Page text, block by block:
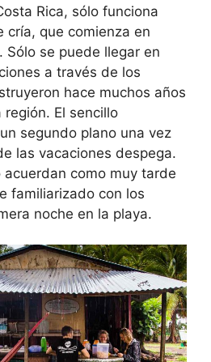
Rica, sólo funciona
cría, que comienza en
Sólo se puede llegar en
a través de los
hace muchos años
El sencillo
segundo plano una vez
las vacaciones despega.
como muy tarde
familiarizado con los
noche en la playa.